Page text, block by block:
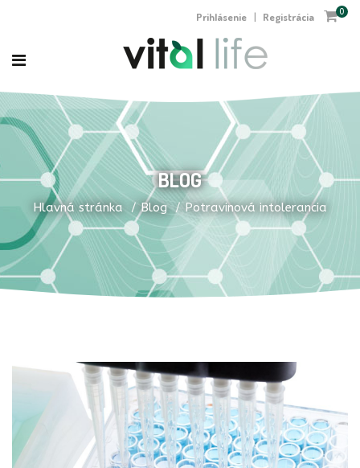
Prihlásenie | Registrácia 0
BLOG
Hlavná stránka Blog Potravinová intolerancia